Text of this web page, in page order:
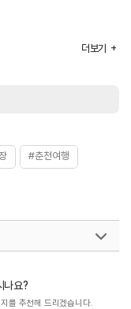
더보기
#춘천여행
나요?
를 추천해 드리겠습니다.